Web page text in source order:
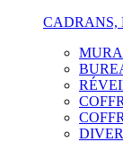
CADRANS,